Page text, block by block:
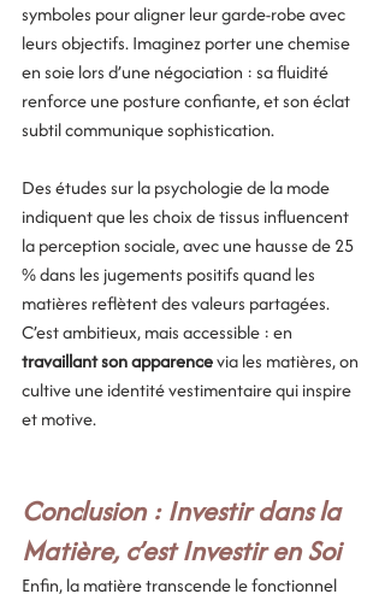
symboles pour aligner leur garde-robe avec
leurs objectifs. Imaginez porter une chemise
en soie lors d’une négociation : sa fluidité
renforce une posture confiante, et son éclat
subtil communique sophistication.
Des études sur la psychologie de la mode
indiquent que les choix de tissus influencent
la perception sociale, avec une hausse de 25
% dans les jugements positifs quand les
matières reflètent des valeurs partagées.
C’est ambitieux, mais accessible : en
travaillant son apparence via les matières, on
cultive une identité vestimentaire qui inspire
et motive.
Conclusion : Investir dans la
Matière, c’est Investir en Soi
Enfin, la matière transcende le fonctionnel